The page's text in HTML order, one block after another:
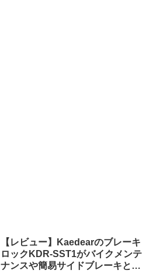
【レビュー】Kaedearのブレーキ
ロックKDR-SST1がバイクメンテ
ナンスや簡易サイドブレーキとし